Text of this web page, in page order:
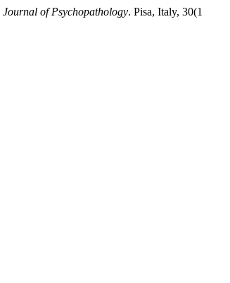
Journal of Psychopathology. Pisa, Italy, 30(1